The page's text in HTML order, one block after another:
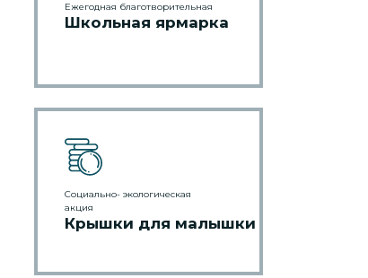
Ежегодная благотворительная
Школьная ярмарка
Социально- экологическая
акция
Крышки для малышки